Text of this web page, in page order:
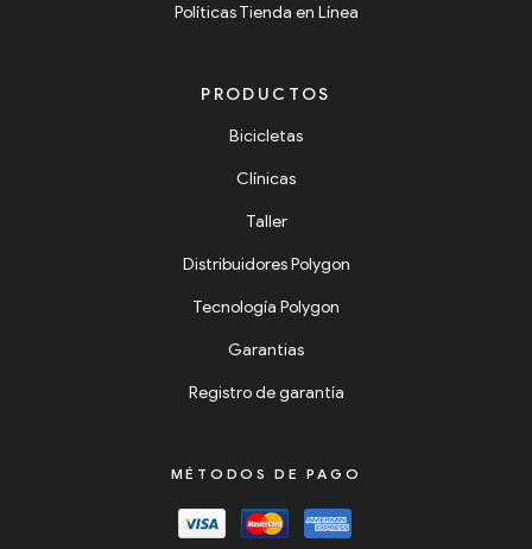
Políticas Tienda en Línea
PRODUCTOS
Bicicletas
Clínicas
Taller
Distribuidores Polygon
Tecnología Polygon
Garantias
Registro de garantía
MÉTODOS DE PAGO